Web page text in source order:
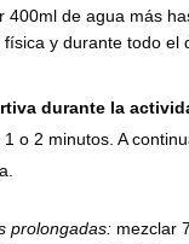
400ml de agua más
y durante todo el
durante la
o 2 minutos. A
prolongadas: mezclar